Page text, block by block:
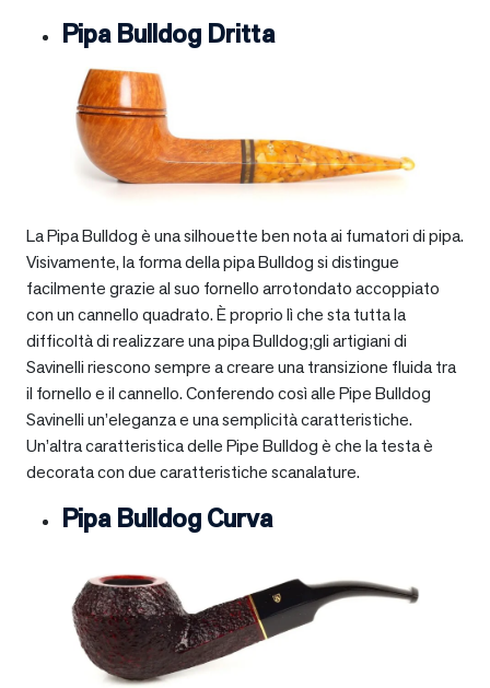
Pipa Bulldog Dritta
La Pipa Bulldog è una silhouette ben nota ai fumatori di pipa.
Visivamente, la forma della pipa Bulldog si distingue
facilmente grazie al suo fornello arrotondato accoppiato
con un cannello quadrato. È proprio lì che sta tutta la
difficoltà di realizzare una pipa Bulldog;gli artigiani di
Savinelli riescono sempre a creare una transizione fluida tra
il fornello e il cannello. Conferendo così alle Pipe Bulldog
Savinelli un’eleganza e una semplicità caratteristiche.
Un’altra caratteristica delle Pipe Bulldog è che la testa è
decorata con due caratteristiche scanalature.
Pipa Bulldog Curva